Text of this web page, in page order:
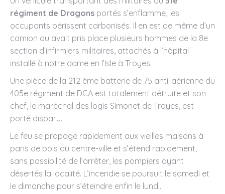
régiment de Dragons portés s’enflamme, les
occupants périssent carbonisés. Il en est de même d’un
camion ou avait pris place plusieurs hommes de la 8e
section d’infirmiers militaires, attachés à l’hôpital
installé à notre dame en l’Isle à Troyes.
Une pièce de la 212 ème batterie de 75 anti-aérienne du
405e régiment de DCA est totalement détruite et son
chef, le maréchal des logis Simonet de Troyes, est
porté disparu.
Le feu se propage rapidement aux vieilles maisons à
pans de bois du centre-ville et s’étend rapidement,
sans possibilité de l’arrêter, les pompiers ayant
désertés la localité. L’incendie se poursuit le samedi et
le dimanche pour s’éteindre enfin le lundi.